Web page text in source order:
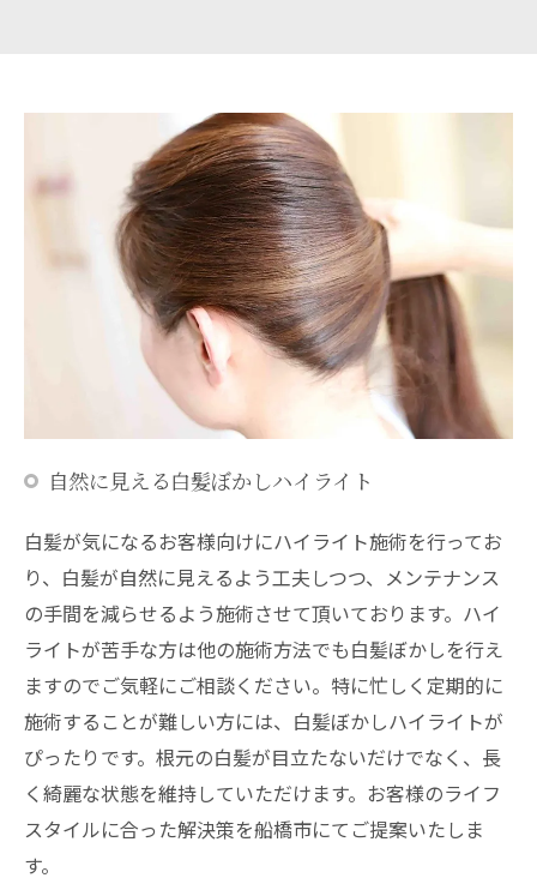
自然に見える白髪ぼかしハイライト
白髪が気になるお客様向けにハイライト施術を行ってお
り、白髪が自然に見えるよう工夫しつつ、メンテナンス
の手間を減らせるよう施術させて頂いております。ハイ
ライトが苦手な方は他の施術方法でも白髪ぼかしを行え
ますのでご気軽にご相談ください。特に忙しく定期的に
施術することが難しい方には、白髪ぼかしハイライトが
ぴったりです。根元の白髪が目立たないだけでなく、長
く綺麗な状態を維持していただけます。お客様のライフ
スタイルに合った解決策を船橋市にてご提案いたしま
す。